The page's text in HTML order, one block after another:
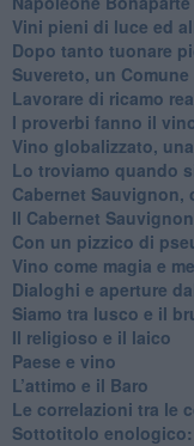
Vini pieni di luce ed
Dopo tanto tuonare
Suvereto, un
Lavorare di ricamo
​I proverbi fanno il
Vino globalizzato,
Lo troviamo quando
Cabernet Sauvignon,
Il Cabernet
Con un pizzico di
​Vino come magia e
Dialoghi e aperture
Siamo tra lusco e il
Il religioso e il laico
​Paese e vino
L’attimo e il Baro
Le correlazioni tra le
​Sottotitolo